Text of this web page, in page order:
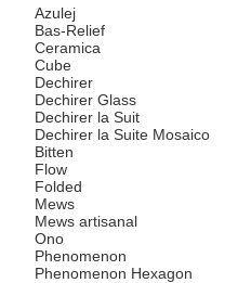
Azulej
Bas-Relief
Ceramica
Cube
Dechirer
Dechirer Glass
Dechirer la Suit
Dechirer la Suite Mosaico
Bitten
Flow
Folded
Mews
Mews artisanal
Ono
Phenomenon
Phenomenon Hexagon